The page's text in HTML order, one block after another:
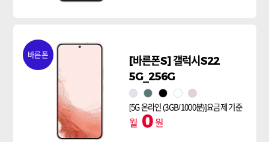
바른폰
[바른폰S] 갤럭시S22
5G_256G
보라퍼플
초록 팬덤블랙팬텀 화이트
핑크골드
[5G 온라인 (3GB/1000분)]요금제 기준
월 0원